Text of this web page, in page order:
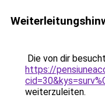
Die von dir
https://
weiterzuleiten.